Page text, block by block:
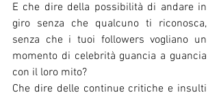
E che dire della possibilità di andare in
giro senza che qualcuno ti riconosca,
senza che i tuoi followers vogliano un
momento di celebrità guancia a guancia
con il loro mito?
Che dire delle continue critiche e insulti